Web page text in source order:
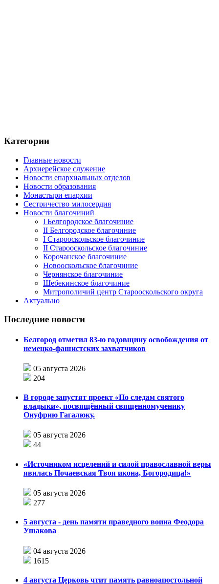
Категории
Главные новости
Архиерейское служение
Новости епархиальных отделов
Новости образования
Монастыри епархии
Сестричество милосердия
Новости благочиний
I Белгородское благочиние
II Белгородское благочиние
I Старооскольское благочиние
II Старооскольское благочиние
Корочанское благочиние
Новооскольское благочиние
Чернянское благочиние
Шебекинское благочиние
Митрополичий центр Старооскольского округа
Актуально
Последние новости
Белгород отметил 83-ю годовщину освобождения от
немецко-фашистских захватчиков
05 августа 2026
204
В городе запустят проект «По следам святого
владыки», посвящённый священномученику
Онуфрию Гагалюку.
05 августа 2026
44
«Источником исцелений и силой православной веры
явилась Почаевская Твоя икона, Богородица!»
05 августа 2026
277
5 августа - день памяти праведного воина Феодора
Ушакова
04 августа 2026
1615
4 августа Церковь чтит память равноапостольной